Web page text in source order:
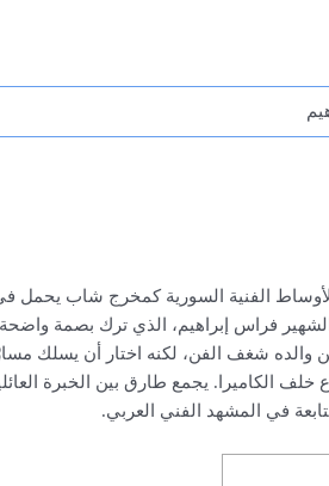
الفنية السورية كمخرج شاب يحمل في
فراس إبراهيم، الذي ترك بصمة واضحة
شغف الفن، لكنه اختار أن يسلك مسارًا
خلف الكاميرا. يجمع طارق بين الخبرة
في المشهد الفني العربي.